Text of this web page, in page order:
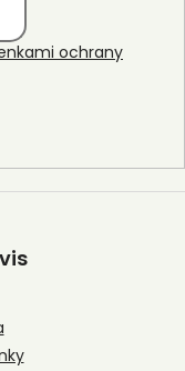
ochrany